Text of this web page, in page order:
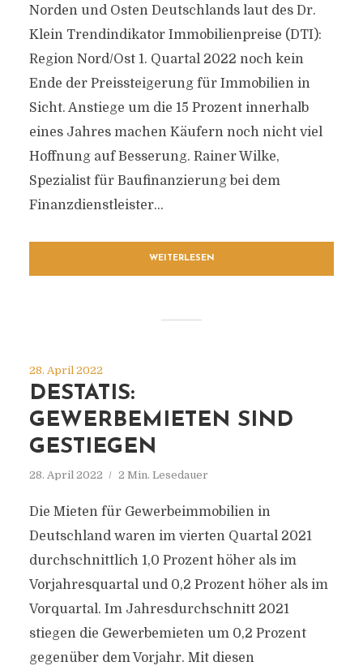
Norden und Osten Deutschlands laut des Dr.
Klein Trendindikator Immobilienpreise (DTI):
Region Nord/Ost 1. Quartal 2022 noch kein
Ende der Preissteigerung für Immobilien in
Sicht. Anstiege um die 15 Prozent innerhalb
eines Jahres machen Käufern noch nicht viel
Hoffnung auf Besserung. Rainer Wilke,
Spezialist für Baufinanzierung bei dem
Finanzdienstleister...
WEITERLESEN
28. April 2022
DESTATIS:
GEWERBEMIETEN SIND
GESTIEGEN
28. April 2022 2 Min. Lesedauer
Die Mieten für Gewerbeimmobilien in
Deutschland waren im vierten Quartal 2021
durchschnittlich 1,0 Prozent höher als im
Vorjahresquartal und 0,2 Prozent höher als im
Vorquartal. Im Jahresdurchschnitt 2021
stiegen die Gewerbemieten um 0,2 Prozent
gegenüber dem Vorjahr. Mit diesen